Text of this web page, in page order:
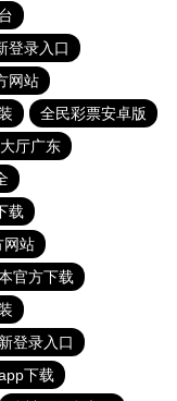
登录入口
网站
全民彩票安卓版
厅广东
载
网站
官方下载
登录入口
下载